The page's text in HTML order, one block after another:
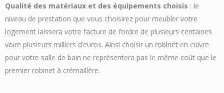
Qualité des matériaux et des équipements choisis : le
niveau de prestation que vous choisirez pour meubler votre
logement laissera votre facture de l’ordre de plusieurs centaines
voire plusieurs milliers d’euros. Ainsi choisir un robinet en cuivre
pour votre salle de bain ne représentera pas le même coût que le
premier robinet à crémaillère.